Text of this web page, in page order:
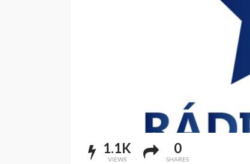
1.1K
VIEWS
0
SHARES